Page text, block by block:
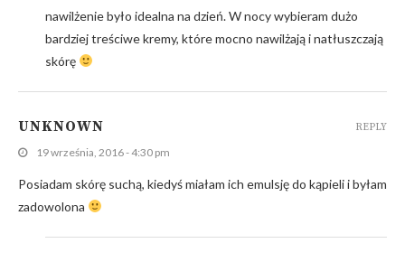
nawilżenie było idealna na dzień. W nocy wybieram dużo
bardziej treściwe kremy, które mocno nawilżają i natłuszczają
skórę
UNKNOWN
19 września, 2016 - 4:30 pm
Posiadam skórę suchą, kiedyś miałam ich emulsję do kąpieli i byłam
zadowolona
REPLY